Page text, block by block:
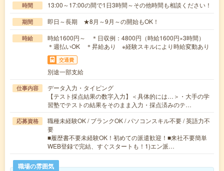
時間 13:00～17:00の間で1日3時間～その他時間も相談ください！
期間 即日～長期 ★8月～9月～の開始もOK！
時給
時給1600円～ ＊日収例：4800円（時給1600円×3時間）
＊週払いOK ＊昇給あり ※経験スキルにより時給変動あり
交通費
別途一部支給
仕事内容
データ入力・タイピング
【テスト採点結果の数字入力】＜具体的には…＞・大手の学
習塾でテストの結果をそのまま入力・採点済みのテ…
応募資格
職種未経験OK / ブランクOK / パソコンスキル不要 / 英語力不
要
■履歴書不要未経験OK！初めての派遣歓迎！■来社不要簡単
WEB登録で完結、すぐスタートも！1)エン派…
職場の雰囲気